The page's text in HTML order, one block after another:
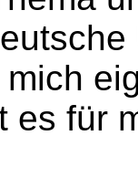
mich
es für